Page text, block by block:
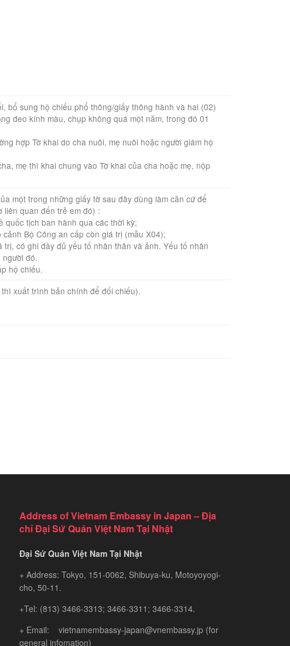
bổ sung hộ chiếu phổ thông/giấy thông hành và hai (02)
đeo kính màu, chụp không quá một năm, trong đó 01
hợp Tờ khai do cha nuôi, mẹ nuôi hoặc người giám hộ
mẹ thì khai chung vào Tờ khai của cha hoặc mẹ, nộp
một trong những giấy tờ sau đây dùng làm căn cứ để
liên quan đến trẻ em đó) :
quốc tịch ban hành qua các thời kỳ;
Bộ Công an cấp còn giá trị (mẫu X04);
có ghi đầy đủ yếu tố nhân thân và ảnh. Yếu tố nhân
đó.
hộ chiếu.
xuất trình bản chính để đối chiếu).
Address of Vietnam Embassy in Japan – Địa
chỉ Đại Sứ Quán Việt Nam Tại Nhật
Đại Sứ Quán Việt Nam Tại Nhật
+ Address: Tokyo, 151-0062, Shibuya-ku, Motoyoyogi-
cho, 50-11.
+Tel: (813) 3466-3313; 3466-3311; 3466-3314.
+ Email: vietnamembassy-japan@vnembassy.jp (for
general infomation)